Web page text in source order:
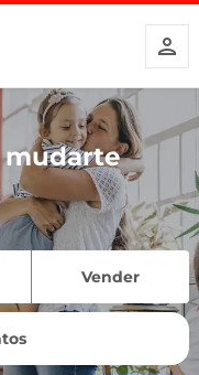
mudarte
Vender